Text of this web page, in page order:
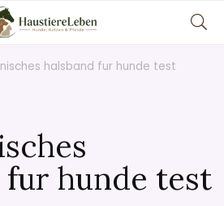
halsband fur hunde test
fur hunde test